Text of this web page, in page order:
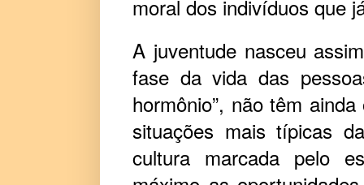
moral dos indivíduos que
A juventude nasceu
fase da vida das
hormônio”, não têm
situações mais típicas
cultura marcada pelo